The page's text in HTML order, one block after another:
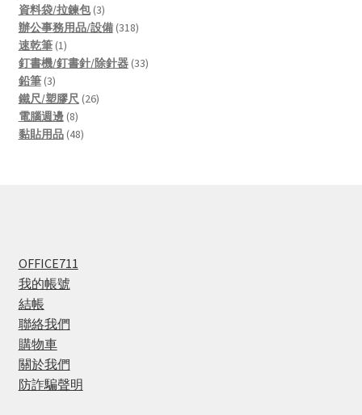
products
資料袋/拉鍊包 33
products
辦公事務用品/設備 318318
速乾筆 11
product
釘書機/釘書針/除針器 3333
鉛筆 33
products
鐵尺/塑膠尺 2626
電腦週邊 88
products
黏貼用品 4848
OFFICE711
我的帳號
結帳
聯絡我們
購物車
關於我們
防詐騙聲明